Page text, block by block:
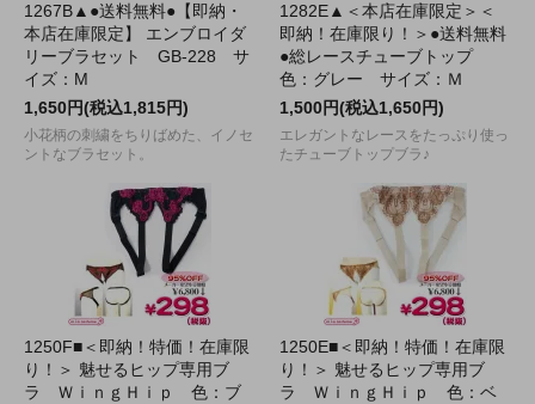
1267B▲●送料無料●【即納・
本店在庫限定】 エンブロイダ
リーブラセット GB-228 サ
イズ：M
1,650円(税込1,815円)
小花柄の刺繍をちりばめた、イノセ
ントなブラセット。
1282E▲＜本店在庫限定＞＜
即納！在庫限り！＞●送料無料
●総レースチューブトップ
色：グレー サイズ：Ｍ
1,500円(税込1,650円)
エレガントなレースをたっぷり使っ
たチューブトップブラ♪
1250F■＜即納！特価！在庫限
り！＞ 魅せるヒップ専用ブ
ラ ＷｉｎｇＨｉｐ 色：ブ
1250E■＜即納！特価！在庫限
り！＞ 魅せるヒップ専用ブ
ラ ＷｉｎｇＨｉｐ 色：ベ